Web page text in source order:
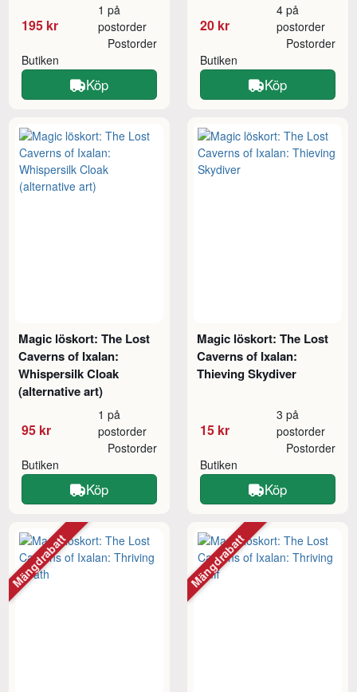
195 kr
1 på
postorder
Butiken
Postorder
Köp
20 kr
4 på
postorder
Butiken
Postorder
Köp
Magic löskort: The Lost
Caverns of Ixalan:
Whispersilk Cloak
(alternative art)
95 kr
1 på
postorder
Butiken
Postorder
Köp
Magic löskort: The Lost
Caverns of Ixalan:
Thieving Skydiver
15 kr
3 på
postorder
Butiken
Postorder
Köp
Mängdrabatt Mängdrabatt